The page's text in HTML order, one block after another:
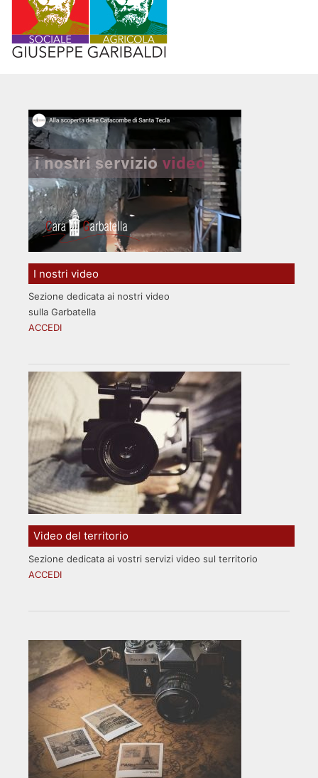
I nostri video
Sezione dedicata ai nostri video
sulla Garbatella
ACCEDI
Video del territorio
Sezione dedicata ai vostri servizi video sul territorio
ACCEDI